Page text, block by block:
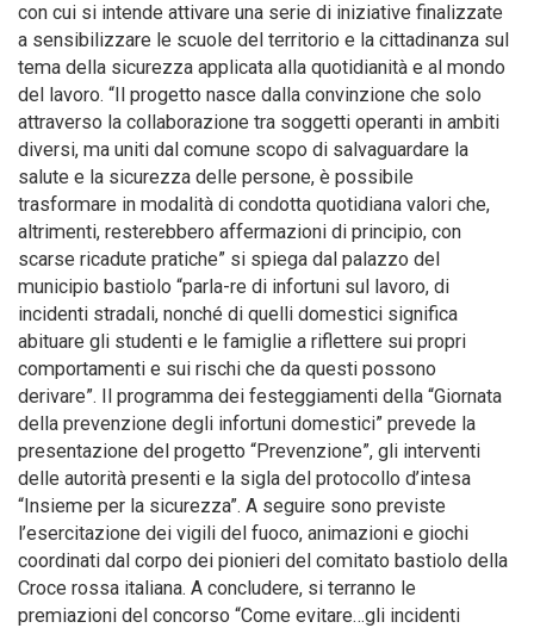
con cui si intende attivare una serie di iniziative finalizzate
a sensibilizzare le scuole del territorio e la cittadinanza sul
tema della sicurezza applicata alla quotidianità e al mondo
del lavoro. “Il progetto nasce dalla convinzione che solo
attraverso la collaborazione tra soggetti operanti in ambiti
diversi, ma uniti dal comune scopo di salvaguardare la
salute e la sicurezza delle persone, è possibile
trasformare in modalità di condotta quotidiana valori che,
altrimenti, resterebbero affermazioni di principio, con
scarse ricadute pratiche” si spiega dal palazzo del
municipio bastiolo “parla-re di infortuni sul lavoro, di
incidenti stradali, nonché di quelli domestici significa
abituare gli studenti e le famiglie a riflettere sui propri
comportamenti e sui rischi che da questi possono
derivare”. Il programma dei festeggiamenti della “Giornata
della prevenzione degli infortuni domestici” prevede la
presentazione del progetto “Prevenzione”, gli interventi
delle autorità presenti e la sigla del protocollo d’intesa
“Insieme per la sicurezza”. A seguire sono previste
l’esercitazione dei vigili del fuoco, animazioni e giochi
coordinati dal corpo dei pionieri del comitato bastiolo della
Croce rossa italiana. A concludere, si terranno le
premiazioni del concorso “Come evitare…gli incidenti